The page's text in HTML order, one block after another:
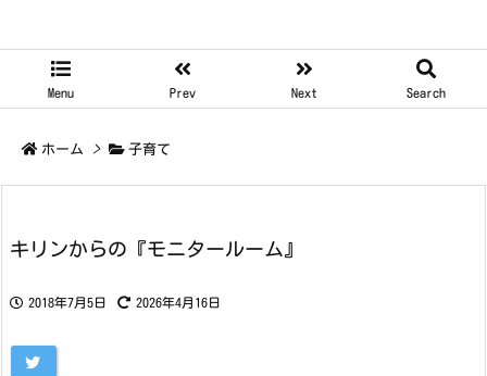
Menu Prev Next Search
ホーム > 子育て
キリンからの『モニタールーム』
2018年7月5日 2026年4月16日